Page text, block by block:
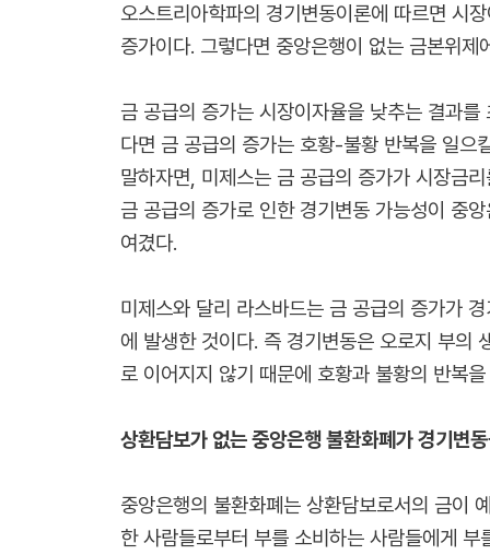
오스트리아학파의 경기변동이론에 따르면 시
증가이다. 그렇다면 중앙은행이 없는 금본위
금 공급의 증가는 시장이자율을 낮추는 결과
다면 금 공급의 증가는 호황-불황 반복을 일
말하자면, 미제스는 금 공급의 증가가 시장금
금 공급의 증가로 인한 경기변동 가능성이 중
여겼다.
미제스와 달리 라스바드는 금 공급의 증가가
에 발생한 것이다. 즉 경기변동은 오로지 부의
로 이어지지 않기 때문에 호황과 불황의 반복
상환담보가 없는 중앙은행 불환화폐가 경기변
중앙은행의 불환화폐는 상환담보로서의 금이
한 사람들로부터 부를 소비하는 사람들에게